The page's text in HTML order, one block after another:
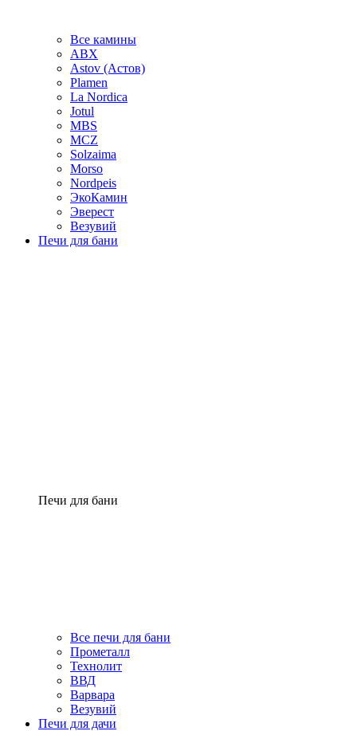
Все камины
ABX
Astov (Астов)
Plamen
La Nordica
Jotul
MBS
MCZ
Solzaima
Morso
Nordpeis
ЭкоКамин
Эверест
Везувий
Печи для бани
Печи для бани
Все печи для бани
Прометалл
Технолит
ВВД
Варвара
Везувий
Печи для дачи